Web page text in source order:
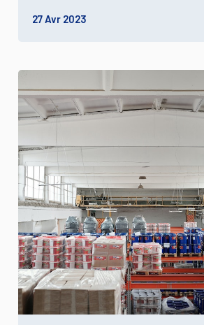
27 Avr 2023